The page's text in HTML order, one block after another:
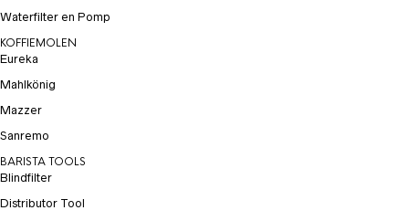
Waterfilter en Pomp
KOFFIEMOLEN
Eureka
Mahlkönig
Mazzer
Sanremo
BARISTA TOOLS
Blindfilter
Distributor Tool